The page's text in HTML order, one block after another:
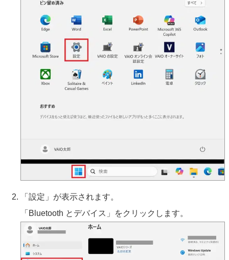
「設定」が表示されます。
「Bluetooth とデバイス」をクリックします。